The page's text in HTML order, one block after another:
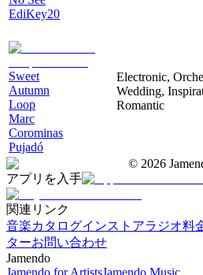
EdiKey20
Sweet
Autumn
Loop
Marc
Corominas
Pujadó
Electronic,
Wedding,
Romantic
© 2026
アプリを入手
関連リンク
音楽カタログインストアラジオ料
ターお問い合わせ
Jamendo
Jamendo for ArtistsJamendo Music